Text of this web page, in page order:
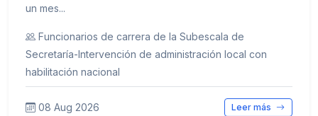
un mes...
Funcionarios de carrera de la Subescala de
Secretaría-Intervención de administración local con
habilitación nacional
08 Aug 2026 Leer más